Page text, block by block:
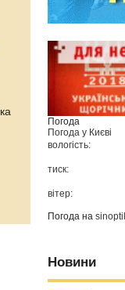
Погода
Погода у Києві
вологість:
тиск:
вітер:
Погода на
Новини